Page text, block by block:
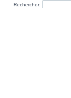
Rechercher: